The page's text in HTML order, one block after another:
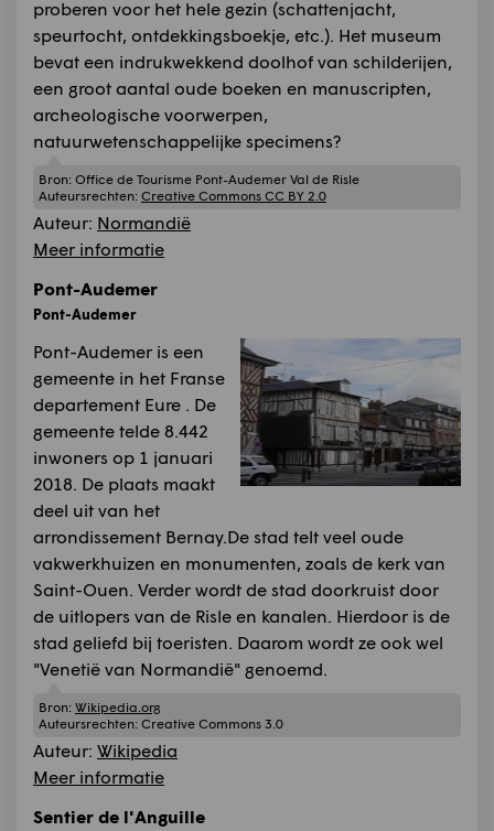
proberen voor het hele gezin (schattenjacht,
speurtocht, ontdekkingsboekje, etc.). Het museum
bevat een indrukwekkend doolhof van schilderijen,
een groot aantal oude boeken en manuscripten,
archeologische voorwerpen,
natuurwetenschappelijke specimens?
Bron: Office de Tourisme Pont-Audemer Val de Risle
Auteursrechten: Creative Commons CC BY 2.0
Auteur: Normandië
Meer informatie
Pont-Audemer
Pont-Audemer
Pont-Audemer is een
gemeente in het Franse
departement Eure . De
gemeente telde 8.442
inwoners op 1 januari
2018. De plaats maakt
deel uit van het
arrondissement Bernay.De stad telt veel oude
vakwerkhuizen en monumenten, zoals de kerk van
Saint-Ouen. Verder wordt de stad doorkruist door
de uitlopers van de Risle en kanalen. Hierdoor is de
stad geliefd bij toeristen. Daarom wordt ze ook wel
"Venetië van Normandië" genoemd.
Bron: Wikipedia.org
Auteursrechten: Creative Commons 3.0
Auteur: Wikipedia
Meer informatie
Sentier de l'Anguille